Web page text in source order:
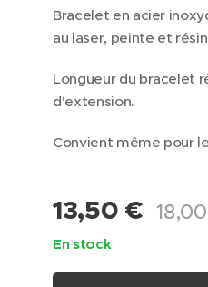
Bracelet en acier
au laser, peinte et
Longueur du bracelet
d'extension.
Convient même pour
13,50 € 18,00
En stock